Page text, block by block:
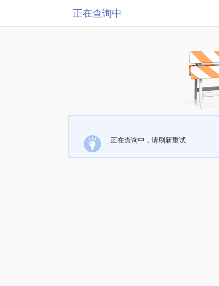
正在查询中
正在查询中，请刷新重试